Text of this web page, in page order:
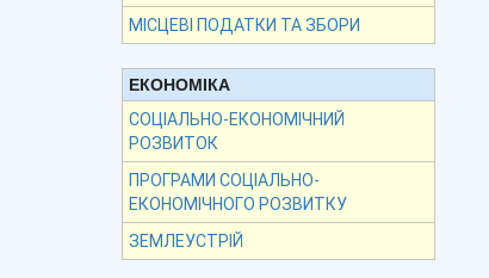
МІСЦЕВІ ПОДАТКИ ТА ЗБОРИ
ЕКОНОМІКА
СОЦІАЛЬНО-ЕКОНОМІЧНИЙ
РОЗВИТОК
ПРОГРАМИ СОЦІАЛЬНО-
ЕКОНОМІЧНОГО РОЗВИТКУ
ЗЕМЛЕУСТРІЙ